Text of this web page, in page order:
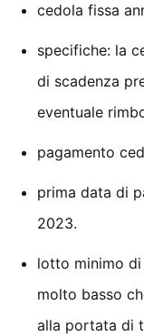
cedola fissa
specifiche: la
di scadenza
eventuale
pagamento
prima data di
2023.
lotto minimo
molto basso
alla portata di